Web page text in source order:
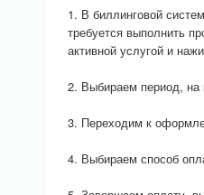
1. В биллинговой
требуется выполнить
активной услугой и
2. Выбираем период, на
3. Переходим к
4. Выбираем способ